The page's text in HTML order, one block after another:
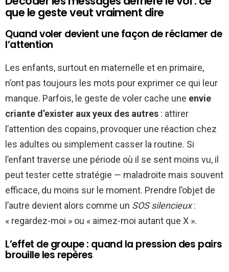
que le geste veut vraiment dire
Quand voler devient une façon de réclamer de
l’attention
Les enfants, surtout en maternelle et en primaire,
n’ont pas toujours les mots pour exprimer ce qui leur
manque. Parfois, le geste de voler cache une envie
criante d’exister aux yeux des autres : attirer
l’attention des copains, provoquer une réaction chez
les adultes ou simplement casser la routine. Si
l’enfant traverse une période où il se sent moins vu, il
peut tester cette stratégie — maladroite mais souvent
efficace, du moins sur le moment. Prendre l’objet de
l’autre devient alors comme un SOS silencieux:
« regardez-moi » ou « aimez-moi autant que X ».
L’effet de groupe : quand la pression des pairs
brouille les repères